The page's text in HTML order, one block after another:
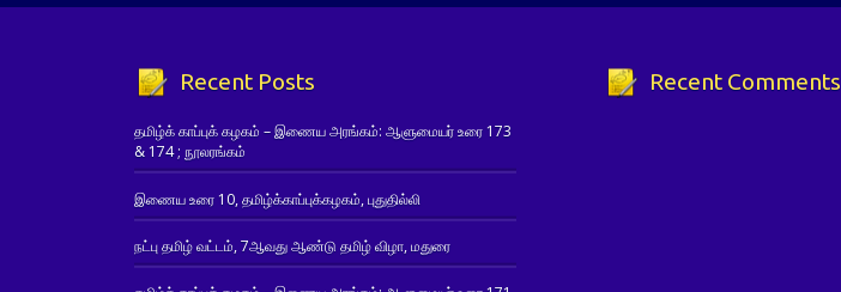
Recent Posts
தமிழ்க் காப்புக் கழகம் – இணைய அரங்கம்: ஆளுமையர் உரை 173
& 174 ; நூலரங்கம்
இணைய உரை 10, தமிழ்க்காப்புக்கழகம், புதுதில்லி
நட்பு தமிழ் வட்டம், 7ஆவது ஆண்டு தமிழ் விழா, மதுரை
Recent Comments